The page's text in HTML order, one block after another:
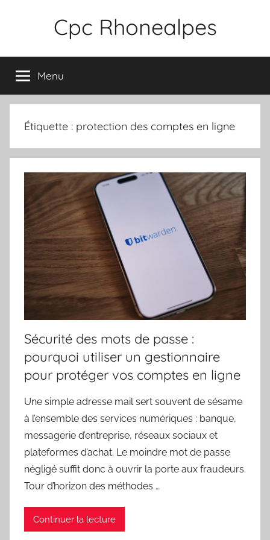
Cpc Rhonealpes
Menu
Étiquette : protection des comptes en ligne
Sécurité des mots de passe :
pourquoi utiliser un gestionnaire
pour protéger vos comptes en ligne
Une simple adresse mail sert souvent de sésame
à l’ensemble des services numériques : banque,
messagerie d’entreprise, réseaux sociaux et
plateformes d’achat. Le moindre mot de passe
négligé suffit donc à ouvrir la porte aux fraudeurs.
Tour d’horizon des méthodes …
Continuer la lecture